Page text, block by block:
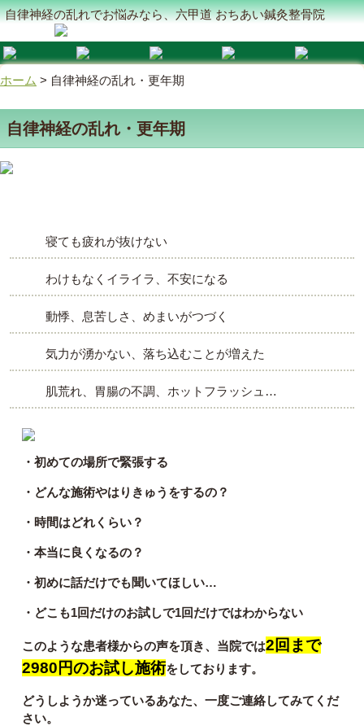
自律神経の乱れでお悩みなら、六甲道 おちあい鍼灸整骨院
ホーム > 自律神経の乱れ・更年期
自律神経の乱れ・更年期
寝ても疲れが抜けない
わけもなくイライラ、不安になる
動悸、息苦しさ、めまいがつづく
気力が湧かない、落ち込むことが増えた
肌荒れ、胃腸の不調、ホットフラッシュ…
・初めての場所で緊張する
・どんな施術やはりきゅうをするの？
・時間はどれくらい？
・本当に良くなるの？
・初めに話だけでも聞いてほしい…
・どこも1回だけのお試しで1回だけではわからない
このような患者様からの声を頂き、当院では2回まで
2980円のお試し施術をしております。
どうしようか迷っているあなた、一度ご連絡してみてくだ
さい。